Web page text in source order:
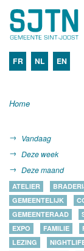
FR NL EN
Home
Vandaag
Deze week
Deze maand
ATELIER
GEMEENTELIJK
GEMEENTERAAD
EXPO
FAMILIE
LEZING